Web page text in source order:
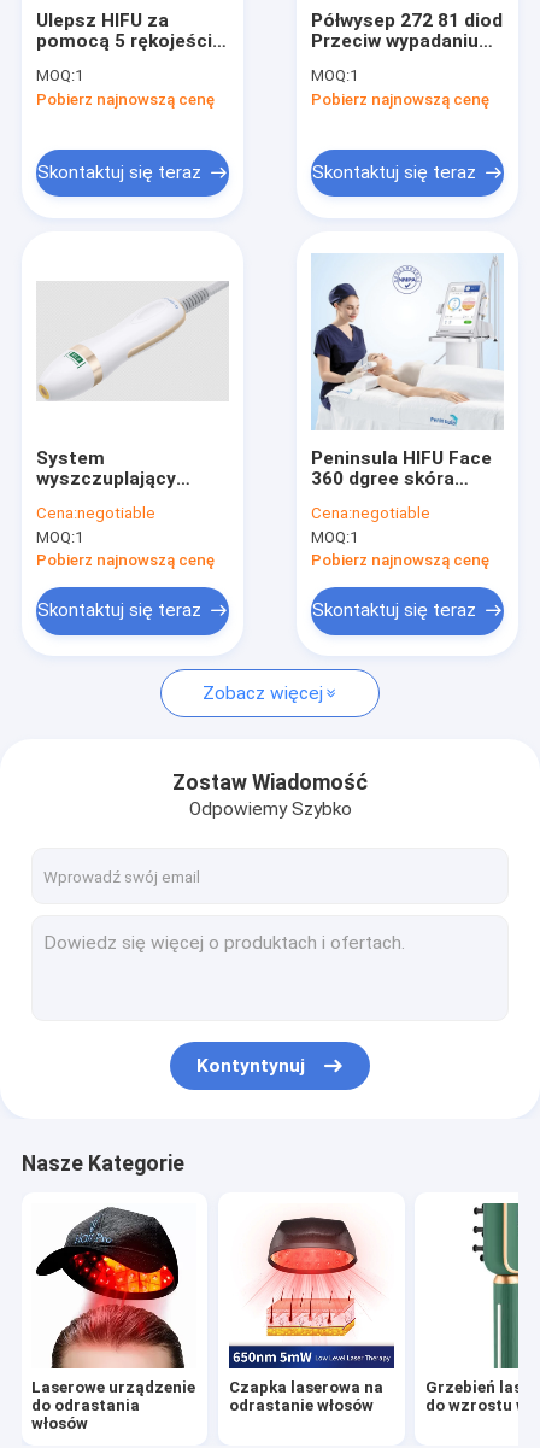
Laserowe urządzenie do odrastania włosów
Lampy ultrafioletowe
Laser ekscymerowy na bielactwo
Maszyna do fototerapii bielactwa
Ułamkowa maszyna mikroigłowa Rf
Maszyna do leczenia trądziku
Urządzenia do leczenia trądziku
Ulepsz HIFU za
pomocą 5 rękojeści
podnieść skórę
twarzy od skóry
MOQ:1
Pobierz najnowszą cenę
Skontaktuj się teraz
Półwysep 272 81 diod
Przeciw wypadaniu
nasadka do wzrostu
włosów Długość fali
MOQ:1
Pobierz najnowszą cenę
Skontaktuj się teraz
System
wyszczuplający
końcówek
ultradźwiękowych
SMAS Layer 5
tłuszczowej
Cena:negotiable
MOQ:1
Pobierz najnowszą cenę
Skontaktuj się teraz
Peninsula HIFU Face
360 ​​dgree skóra
leczenie z 5
końcówkami
ultradźwiękowymi
Cena:negotiable
MOQ:1
Pobierz najnowszą cenę
Skontaktuj się teraz
Zobacz więcej
Zostaw Wiadomość
Odpowiemy Szybko
Kontyntynuj
Nasze Kategorie
Laserowe urządzenie
do odrastania
włosów
Czapka laserowa na
odrastanie włosów
Grzebień
do wzrostu